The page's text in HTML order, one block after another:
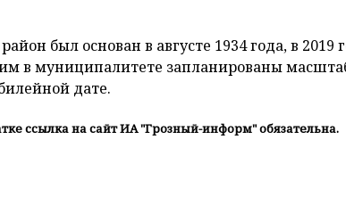
был основан в августе 1934 года, в 2019
в муниципалитете запланированы
дате.
ссылка на сайт ИА "Грозный-информ" обязательна.